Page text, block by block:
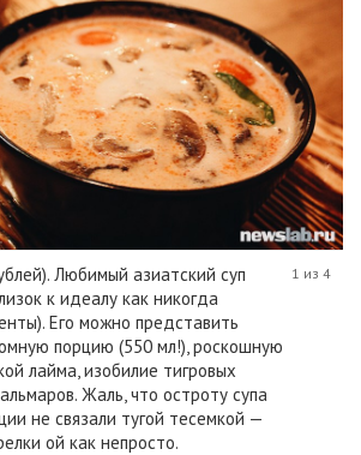
Любимый азиатский суп
к идеалу как никогда
Его можно представить
порцию (550 мл!), роскошную
лайма, изобилие тигровых
Жаль, что остроту супа
не связали тугой тесемкой —
ой как непросто.
1 из 4